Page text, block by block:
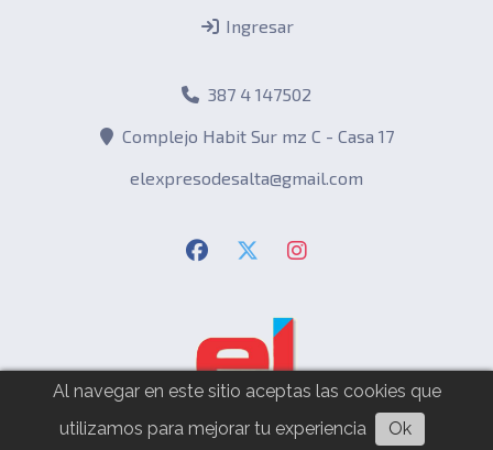
Ingresar
387 4 147502
Complejo Habit Sur mz C - Casa 17
elexpresodesalta@gmail.com
Al navegar en este sitio aceptas las cookies que
utilizamos para mejorar tu experiencia
Ok